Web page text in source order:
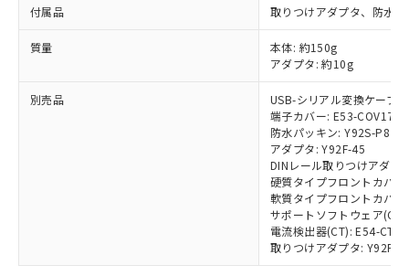
付属品 取りつけアダプタ、防水
質量
本体: 約150g
アダプタ: 約10g
別売品
USB-シリアル変換ケーブ
端子カバー: E53-COV17
防水パッキン: Y92S-P8
アダプタ: Y92F-45
DINレール取りつけアダプ
硬質タイプフロントカバ
軟質タイプフロントカバ
サポートソフトウェア
電流検出器(CT): E54-
取りつけアダプタ: Y92F-
以下の条件をお読みいただき、同意のうえ
本サービスは、当社制御機器事業取扱
商品の当社在庫状況および標準価格
(税抜)を提供させていただくもので
当社制御機器事業取扱商品の中には、
本サービスの対象外となる商品もある
在庫状況および標準価格照会結果は、
記載している更新日時点での社内デー
対応予定なし：EU RoHS指令（10物質）の
非含有に非対応の商品で、対応品を出す予
調査・確認中：EU RoHS指令（10物質）の
非含有の対応状況を調査中または確認中の
非該当品：ライセンス料など無形物で、有
害物質有無と関係のない商品です。
仕入先様の事情により、非含有部品として
いたものが、含有品と判明した場合などや
むを得ず変更することがあります。
*EU RoHS指令（10物質）：
「○」：最大均質材料含有率が中国RoHSの
基準値以下であることを示します。
「×」：最大均質材料含有率が中国RoHSの
基準値を超えていることを示します。
「－」：未確認です。当社販売部門へお問
当社は、これら貴社製品のうち、外国
為替および外国貿易法に定める商品
（以下｢規制貨物等」という）を輸出